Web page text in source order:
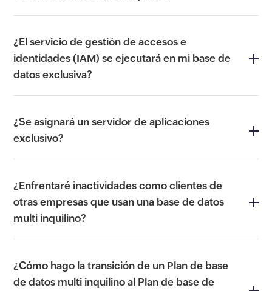
¿El servicio de gestión de accesos e
identidades (IAM) se ejecutará en mi base de
datos exclusiva?
¿Se asignará un servidor de aplicaciones
exclusivo?
¿Enfrentaré inactividades como clientes de
otras empresas que usan una base de datos
multi inquilino?
¿Cómo hago la transición de un Plan de base
de datos multi inquilino al Plan de base de